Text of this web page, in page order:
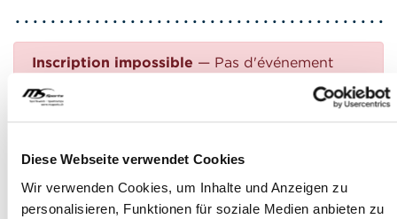
Diese Webseite verwendet Cookies
Wir verwenden Cookies, um Inhalte und Anzeigen zu
personalisieren, Funktionen für soziale Medien anbieten zu
Inscription impossible — Pas d'événement
Avez-vous des questions?
Téléphone: +41 41 260 33 67
E-Mail: info@mssports.ch